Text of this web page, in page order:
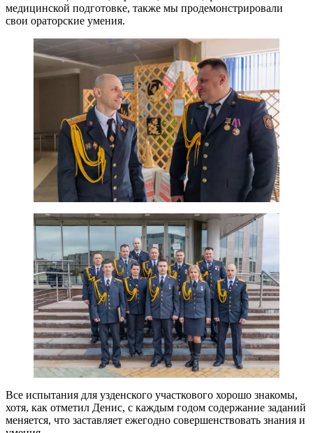
медицинской подготовке, также мы продемонстрировали
свои ораторские умения.
Все испытания для узденского участкового хорошо знакомы,
хотя, как отметил Денис, с каждым годом содержание заданий
меняется, что заставляет ежегодно совершенствовать знания и